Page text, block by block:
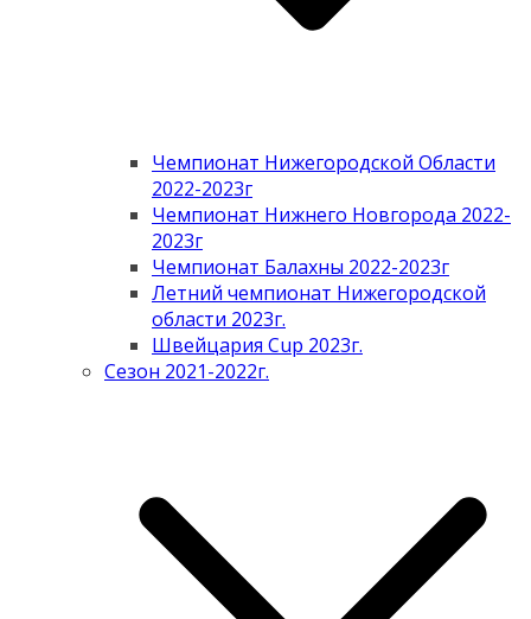
Чемпионат Нижегородской Области
2022-2023г
Чемпионат Нижнего Новгорода 2022-
2023г
Чемпионат Балахны 2022-2023г
Летний чемпионат Нижегородской
области 2023г.
Швейцария Cup 2023г.
Сезон 2021-2022г.